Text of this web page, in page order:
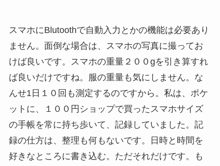
スマホにBlutoothで自動入力とかの機能は必要あり
ません。面倒な場合は、スマホの写真に撮ってお
けば良いです。スマホの重量２００gを引き算すれ
ば良いだけですね。服の重量も気にしません。な
んせ1日１０回も測定するのですから。私は、ポケ
ットに、１００円ショップで買ったスマホサイズ
の手帳を常に持ち歩いて、記録していました。記
録の仕方は、整理も何もないです。日時と時間を
好きなところに書き込む。ただそれだけです。も